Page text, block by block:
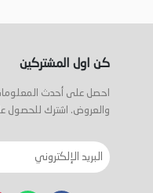
كن اول المشتركين
احصل على أحدث
والعروض. اشترك للحصول